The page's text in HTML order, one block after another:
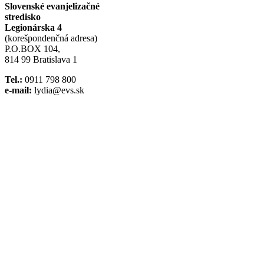
Slovenské evanjelizačné
stredisko
Legionárska 4
(korešpondenčná adresa)
P.O.BOX 104,
814 99 Bratislava 1
Tel.: 0911 798 800
e-mail: lydia@evs.sk